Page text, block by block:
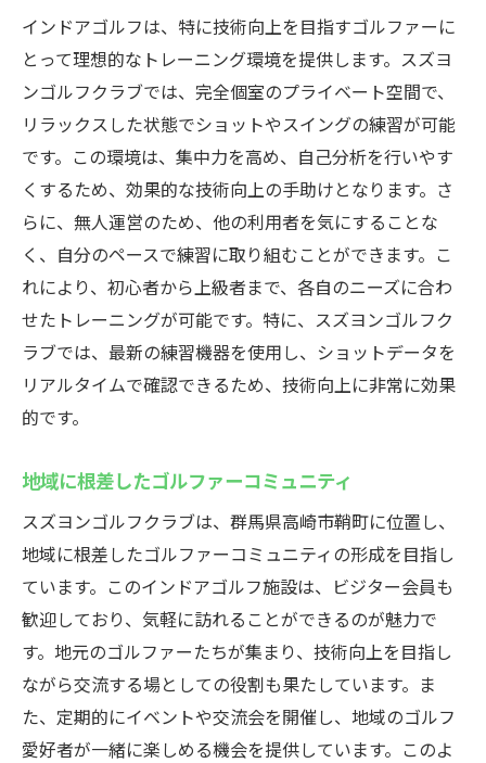
インドアゴルフは、特に技術向上を目指すゴルファーに
とって理想的なトレーニング環境を提供します。スズヨ
ンゴルフクラブでは、完全個室のプライベート空間で、
リラックスした状態でショットやスイングの練習が可能
です。この環境は、集中力を高め、自己分析を行いやす
くするため、効果的な技術向上の手助けとなります。さ
らに、無人運営のため、他の利用者を気にすることな
く、自分のペースで練習に取り組むことができます。こ
れにより、初心者から上級者まで、各自のニーズに合わ
せたトレーニングが可能です。特に、スズヨンゴルフク
ラブでは、最新の練習機器を使用し、ショットデータを
リアルタイムで確認できるため、技術向上に非常に効果
的です。
地域に根差したゴルファーコミュニティ
スズヨンゴルフクラブは、群馬県高崎市鞘町に位置し、
地域に根差したゴルファーコミュニティの形成を目指し
ています。このインドアゴルフ施設は、ビジター会員も
歓迎しており、気軽に訪れることができるのが魅力で
す。地元のゴルファーたちが集まり、技術向上を目指し
ながら交流する場としての役割も果たしています。ま
た、定期的にイベントや交流会を開催し、地域のゴルフ
愛好者が一緒に楽しめる機会を提供しています。このよ